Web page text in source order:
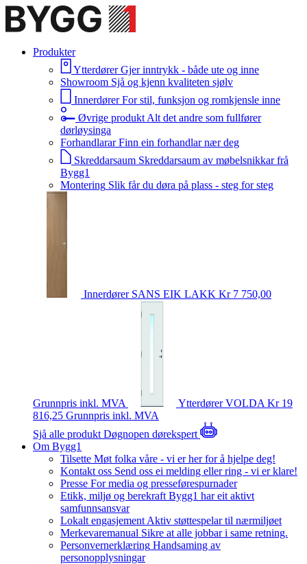
Produkter
Ytterdører Gjer inntrykk - både ute og inne
Showroom Sjå og kjenn kvaliteten sjølv
Innerdører For stil, funksjon og romkjensle inne
Øvrige produkt Alt det andre som fullfører
dørløysinga
Forhandlarar Finn ein forhandlar nær deg
Skreddarsaum Skreddarsaum av møbelsnikkar frå
Bygg1
Montering Slik får du døra på plass - steg for steg
Innerdører SANS EIK LAKK Kr 7 750,00
Grunnpris inkl. MVA YtterdørerVOLDA Kr 19
816,25 Grunnpris inkl. MVA
Sjå alle produkt Døgnopen dørekspert
Om Bygg1
Tilsette Møt folka våre - vi er her for å hjelpe deg!
Kontakt oss Send oss ei melding eller ring - vi er klare!
Presse For media og presseførespurnader
Etikk, miljø og berekraft Bygg1 har eit aktivt
samfunnsansvar
Lokalt engasjement Aktiv støttespelar til nærmiljøet
Merkevaremanual Sikre at alle jobbar i same retning.
Personvernerklæring Handsaming av
personopplysningar